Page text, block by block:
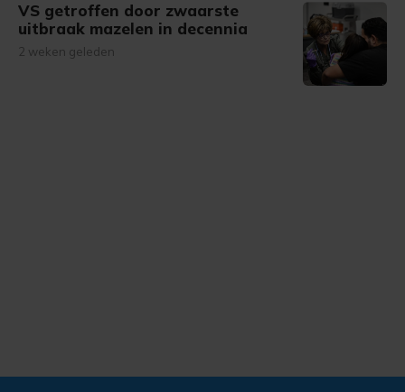
VS getroffen door zwaarste
uitbraak mazelen in decennia
2 weken geleden